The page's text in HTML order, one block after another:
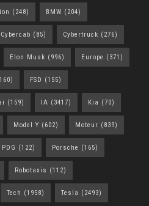
(248) BMW (204)
Cybercab (85) Cybertruck (276)
Elon Musk (996) Europe (371)
FSD (155)
(159) IA (3417) Kia (70)
Model Y (602) Moteur (839)
PDG (122) Porsche (165)
Robotaxis (112)
Tech (1958) Tesla (2493)